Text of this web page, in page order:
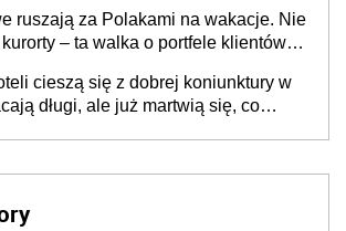
ruszają za Polakami na wakacje. Nie
– ta walka o portfele klientów
cieszą się z dobrej koniunktury w
długi, ale już martwią się, co